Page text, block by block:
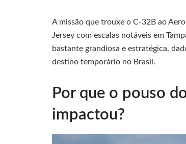
A missão que trouxe o C-32B ao
Jersey com escalas notáveis em
bastante grandiosa e estratégica,
destino temporário no Brasil.
Por que o pouso
impactou?